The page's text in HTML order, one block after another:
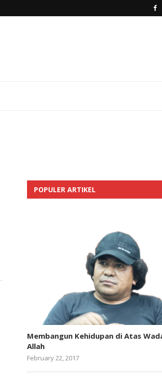
POPULER ARTIKEL
Membangun Kehidupan di Atas
Allah
February 22, 2017